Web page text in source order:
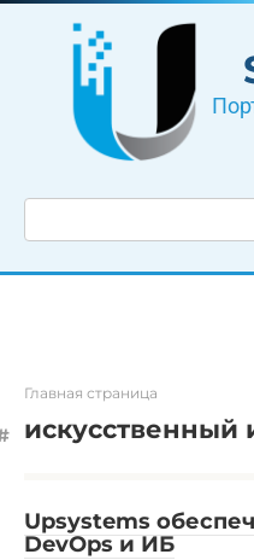
Перейти
Главная страница
искусственный
Upsystems
DevOps и ИБ